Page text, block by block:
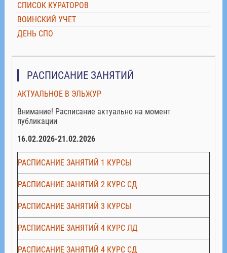
СПИСОК КУРАТОРОВ
ВОИНСКИЙ УЧЕТ
ДЕНЬ СПО
РАСПИСАНИЕ ЗАНЯТИЙ
АКТУАЛЬНОЕ В ЭЛЬЖУР
Внимание! Расписание актуально на момент
публикации
16.02.2026-21.02.2026
РАСПИСАНИЕ ЗАНЯТИЙ 1 КУРСЫ
РАСПИСАНИЕ ЗАНЯТИЙ 2 КУРС СД
РАСПИСАНИЕ ЗАНЯТИЙ 3 КУРСЫ
РАСПИСАНИЕ ЗАНЯТИЙ 4 КУРС ЛД
РАСПИСАНИЕ ЗАНЯТИЙ 4 КУРС СД